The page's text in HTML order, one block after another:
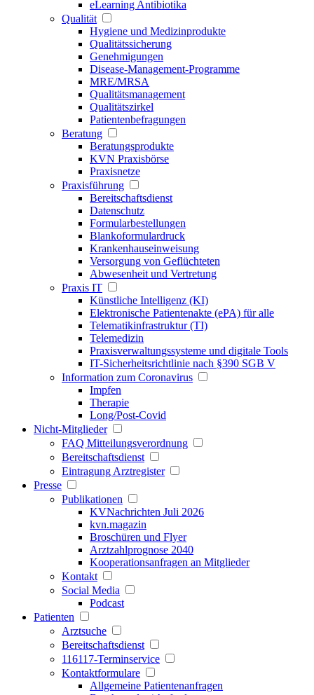
eLearning Antibiotika
Qualität
Hygiene und Medizinprodukte
Qualitätssicherung
Genehmigungen
Disease-Management-Programme
MRE/MRSA
Qualitätsmanagement
Qualitätszirkel
Patientenbefragungen
Beratung
Beratungsprodukte
KVN Praxisbörse
Praxisnetze
Praxisführung
Bereitschaftsdienst
Datenschutz
Formularbestellungen
Blankoformulardruck
Krankenhauseinweisung
Versorgung von Geflüchteten
Abwesenheit und Vertretung
Praxis IT
Künstliche Intelligenz (KI)
Elektronische Patientenakte (ePA) für alle
Telematikinfrastruktur (TI)
Telemedizin
Praxisverwaltungssysteme und digitale Tools
IT-Sicherheitsrichtlinie nach §390 SGB V
Information zum Coronavirus
Impfen
Therapie
Long/Post-Covid
Nicht-Mitglieder
FAQ Mitteilungsverordnung
Bereitschaftsdienst
Eintragung Arztregister
Presse
Publikationen
KVNachrichten Juli 2026
kvn.magazin
Broschüren und Flyer
Arztzahlprognose 2040
Kooperationsanfragen an Mitglieder
Kontakt
Social Media
Podcast
Patienten
Arztsuche
Bereitschaftsdienst
116117-Terminservice
Kontaktformulare
Allgemeine Patientenanfragen